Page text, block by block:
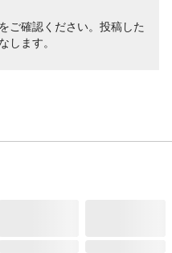
をご確認ください。投稿した
します。